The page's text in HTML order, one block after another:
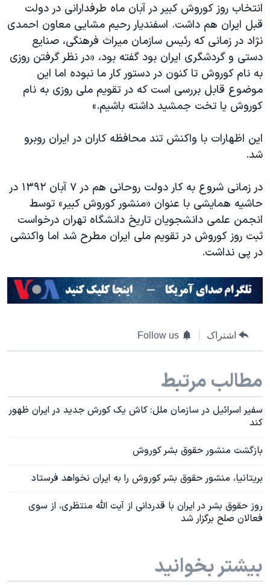
انتخاب روز کوروش کبیر در آبان ماه طرفدارانی در دولت
قبل ایران هم داشت. اسفندیار رحیم مشایی معاون احمدی
نژاد در زمانی که رئیس سازمان میراث فرهنگی، صنایع
دستی و گردشگری ایران بود گفته بود، «در نظر گرفتن روزی
به نام کوروش تا کنون در دستور کار ما نبوده اما این
موضوع قابل بررسی است که در تقویم ملی روزی به نام
کوروش یا تخت جمشید داشته باشیم.»
این اظهارات با واکنش تند محافظه کاران در ایران روبرو
شد.
در زمانی شروع به کار دولت روحانی هم در ۷ آبان ۱۳۹۲ در
حاشیه همایشی با عنوان «منشور کوروش کبیر» توسط
انجمن علمی دانشجویان تاریخ دانشگاه تهران درخواست
ثبت روز کوروش در تقویم ملی ایران مطرح شد اما واکنشی
در پی نداشت.
اشتراک Follow us
مطالب مرتبط
سفیر اسرائیل در سازمان ملل: کاش یک کورش جدید در ایران ظهور
کند
بازگشت منشور حقوق بشر کوروش
بریتانیا، منشور حقوق بشر کوروش را به ایران نخواهد فرستاد
روز حقوق بشر در ایران با قدردانی از آیت الله منتظری، از سوی
فعالان صلح برگزار شد
بیشتر بخوانید